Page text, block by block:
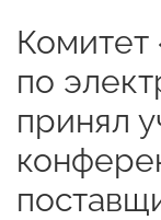
по
принял